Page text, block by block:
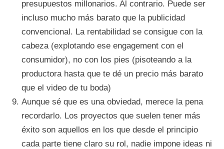
presupuestos millonarios. Al contrario. Puede ser
incluso mucho más barato que la publicidad
convencional. La rentabilidad se consigue con la
cabeza (explotando ese engagement con el
consumidor), no con los pies (pisoteando a la
productora hasta que te dé un precio más barato
que el video de tu boda)
Aunque sé que es una obviedad, merece la pena
recordarlo. Los proyectos que suelen tener más
éxito son aquellos en los que desde el principio
cada parte tiene claro su rol, nadie impone ideas ni